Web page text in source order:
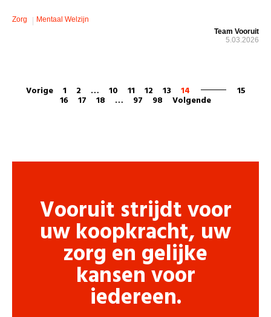
Zorg
Mentaal Welzijn
Team Vooruit
5.03.2026
Vorige 1 2 … 10 11 12 13 14 15
16 17 18 … 97 98 Volgende
Vooruit strijdt voor
uw koopkracht, uw
zorg en gelijke
kansen voor
iedereen.